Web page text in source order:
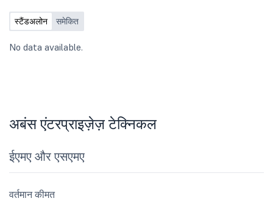
स्टैंडअलोन समेकित
No data available.
अबंस एंटरप्राइज़ेज़ टेक्निकल
ईएमए और एसएमए
वर्तमान कीमत